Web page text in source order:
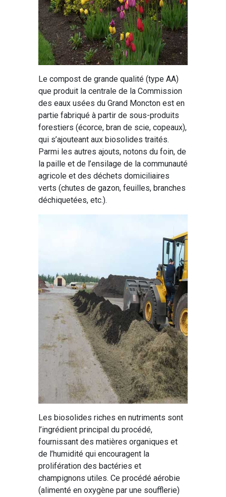
Le compost de grande qualité (type AA)
que produit la centrale de la Commission
des eaux usées du Grand Moncton est en
partie fabriqué à partir de sous-produits
forestiers (écorce, bran de scie, copeaux),
qui s’ajouteant aux biosolides traités.
Parmi les autres ajouts, notons du foin, de
la paille et de l’ensilage de la communauté
agricole et des déchets domiciliaires
verts (chutes de gazon, feuilles, branches
déchiquetées, etc.).
Les biosolides riches en nutriments sont
l’ingrédient principal du procédé,
fournissant des matières organiques et
de l’humidité qui encouragent la
prolifération des bactéries et
champignons utiles. Ce procédé aérobie
(alimenté en oxygène par une soufflerie)